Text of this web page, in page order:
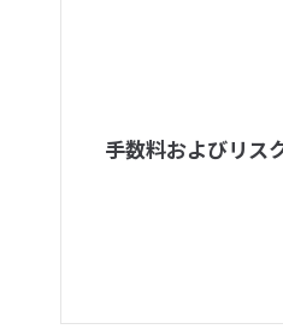
手数料およびリス